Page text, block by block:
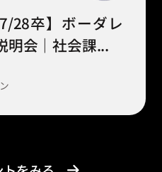
28卒】ボーダレ
明会｜社会課...